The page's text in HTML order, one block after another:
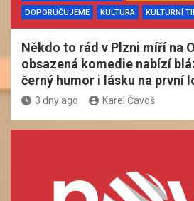
DOPORUČUJEME
KULTURA KULTURNÍ
Někdo to rád v Plzni míří na
obsazená komedie nabízí
černý humor i lásku na první
3 dny ago Karel Čavoš